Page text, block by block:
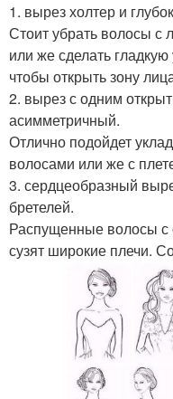
1. вырез холтер и
Стоит убрать волосы с
или же сделать
чтобы открыть зону
2. вырез с одним
асимметричный.
Отлично подойдет
волосами или же с
3. сердцеобразный
бретелей.
Распущенные волосы
сузят широкие плечи.